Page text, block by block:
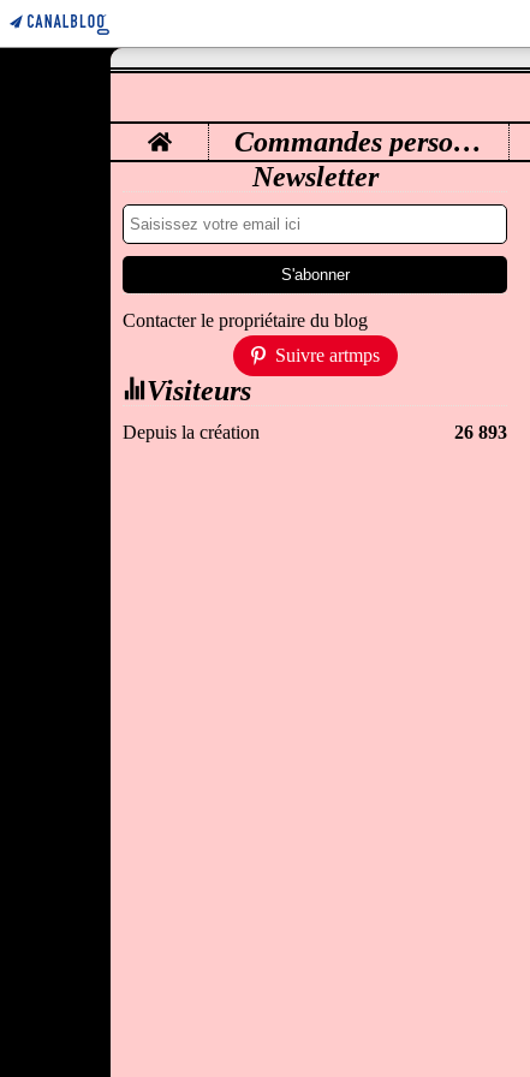
Home Commandes personnalisées
Newsletter
Contacter le propriétaire du blog
Suivre artmps
Visiteurs
Depuis la création 26 893